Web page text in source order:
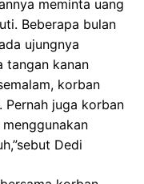
meminta uang
Beberapa bulan
ujungnya
tangan kanan
korban
Pernah juga korban
Dedi